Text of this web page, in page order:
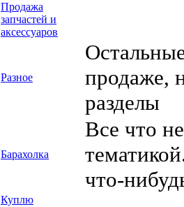
Продажа
запчастей и
аксессуаров
Разное
продаже,
разделы
Барахолка
Все что
что-
Куплю